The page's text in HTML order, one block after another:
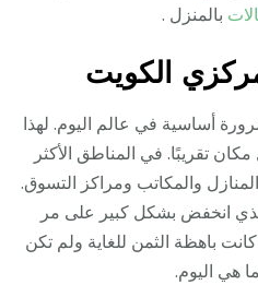
بالمنزل .
الكويت
أساسية في عالم اليوم. لهذا
تقريبًا. في المناطق الأكثر
والمكاتب ومراكز التسوق.
انخفض بشكل كبير على مر
باهظة الثمن للغاية ولم تكن
هي اليوم.